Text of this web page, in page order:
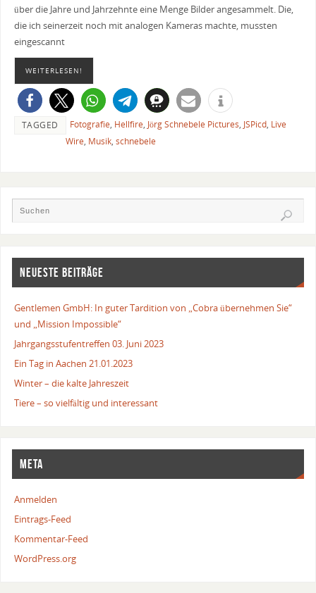
über die Jahre und Jahrzehnte eine Menge Bilder angesammelt. Die,
die ich seinerzeit noch mit analogen Kameras machte, mussten
eingescannt
WEITERLESEN!
TAGGED Fotografie, Hellfire, Jörg Schnebele Pictures, JSPicd, Live
Wire, Musik, schnebele
NEUESTE BEITRÄGE
Gentlemen GmbH: In guter Tardition von „Cobra übernehmen Sie“
und „Mission Impossible“
Jahrgangsstufentreffen 03. Juni 2023
Ein Tag in Aachen 21.01.2023
Winter – die kalte Jahreszeit
Tiere – so vielfältig und interessant
META
Anmelden
Eintrags-Feed
Kommentar-Feed
WordPress.org